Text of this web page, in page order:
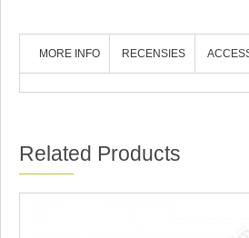
MORE INFO RECENSIES
Related Products